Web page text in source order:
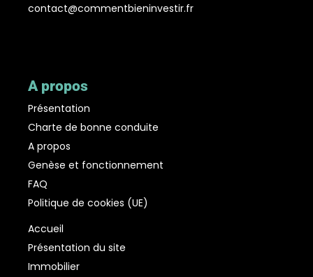
contact@commentbieninvestir.fr
A propos
Présentation
Charte de bonne conduite
A propos
Genèse et fonctionnement
FAQ
Politique de cookies (UE)
Accueil
Présentation du site
Immobilier